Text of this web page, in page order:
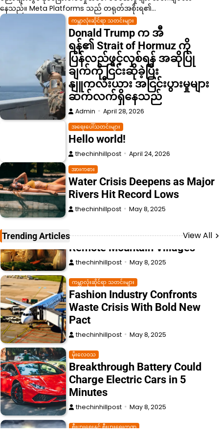
နေသည်။ Meta Platforms သည် တရုတ်အစိုးရ၏…
ကမ္ဘာလုံးဆိုင်ရာ သတင်းများ
Donald Trump က အီ
ရန်၏ Strait of Hormuz ကို
ပြန်လည်ဖွင့်လှစ်ရန် အဆိုပြု
ချက်ကို ငြင်းဆိုခဲ့ပြီး
နျူကလီးယား အငြင်းပွားမှုများ
ဆက်လက်ရှိနေသည်
Admin April 28, 2026
အရေးပေါ်သတင်းများ
Hello world!
thechinhillpost April 24, 2026
အားကစား
Water Crisis Deepens as Major
Rivers Hit Record Lows
thechinhillpost May 8, 2025
Trending Articles View All
Minutes
thechinhillpost May 8, 2025
စီးပွားရေးနှင့် စီးပွားရေးကဏ္ဍ
Musicians Rally to Save
Historic Recording Studio
thechinhillpost May 8, 2025
Art Exhibit Uses VR to
Recreate Lost Ancient Cities
thechinhillpost
Drone Deliveries Expand to
Remote Mountain Villages
Fashion Industry Confronts
Waste Crisis With Bold New
Pact
မိုးလေဝသ
Breakthrough Battery Could
Charge Electric Cars in 5
Minutes
စီးပွားရေးနှင့် စီးပွားရေးကဏ္ဍ
Musicians Rally to Save
Historic Recording Studio
thechinhillpost May 8, 2025
အားကစား